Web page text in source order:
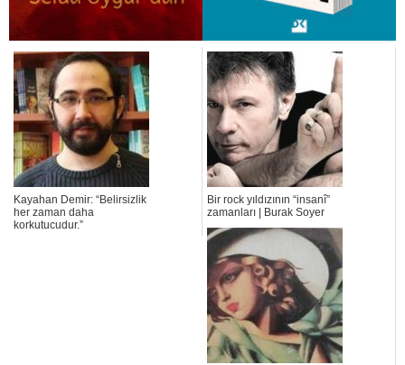
Kayahan Demir: “Belirsizlik
her zaman daha
korkutucudur.”
Bir rock yıldızının “insanî”
zamanları | Burak Soyer